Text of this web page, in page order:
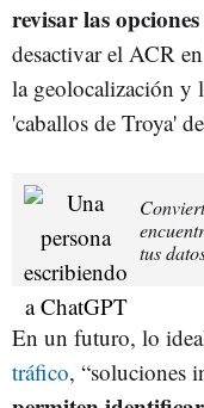
revisar las
desactivar el ACR
la geolocalización y
'caballos de Troya'
tus
En un futuro, lo
tráfico, “soluciones